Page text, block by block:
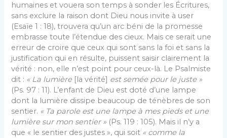
humaines et vouera son temps à sonder les Écritures,
sans exclure la raison dont Dieu nous invite à user
(Esaïe 1 : 18), trouvera qu’un arc béni de la promesse
embrasse toute l’étendue des cieux. Mais ce serait une
erreur de croire que ceux qui sont sans la foi et sans la
justification qui en résulte, puissent saisir clairement la
vérité : non, elle n’est point pour ceux-là. Le Psalmiste
dit : « La lumière[la vérité] est semée pour le juste »
(Ps. 97 : 11). L’enfant de Dieu est doté d’une lampe
dont la lumière dissipe beaucoup de ténèbres de son
sentier. « Ta parole est une lampe à mes pieds et une
lumière sur mon sentier » (Ps. 119 : 105). Mais il n’y a
que « le sentier des justes », qui soit « comme la